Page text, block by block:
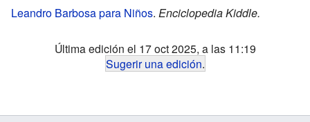
Leandro Barbosa para Niños. Enciclopedia Kiddle.
Última edición el 17 oct 2025, a las 11:19
Sugerir una edición.